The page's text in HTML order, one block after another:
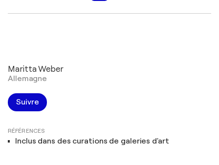
Maritta Weber
Allemagne
Suivre
RÉFÉRENCES
Inclus dans des curations de galeries d'art